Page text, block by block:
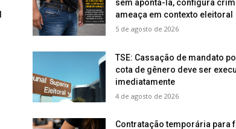
sem apontá-la, configura
ameaça em contexto eleitoral
5 de agosto de 2026
TSE: Cassação de mandato
cota de gênero deve ser
imediatamente
4 de agosto de 2026
Contratação temporária para